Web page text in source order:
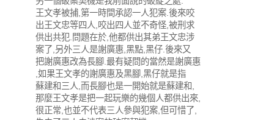
王文孝被捕,第一時間承認一人犯案.後來咬
出王文忠等四人,咬出四人並不奇怪,被刑求
供出共犯.問題在於,他都供出其弟王文忠涉
案了,另外三人是謝廣惠,黑點,黑仔.後來又
把謝廣惠改為長腳.最有疑問的當然是謝廣惠
,如果王文孝的謝廣惠及黑腳,黑仔就是指
蘇建和三人,而長腳也是一開始就是蘇建和,
那麼王文孝是把一起玩樂的幾個人都供出來,
很正常,也並不代表三人參與犯案,但可惜了,